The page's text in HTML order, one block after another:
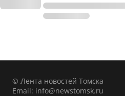
© Лента новостей Томска
Email: info@newstomsk.ru